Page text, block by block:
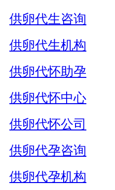
供卵代生咨询
供卵代生机构
供卵代怀助孕
供卵代怀中心
供卵代怀公司
供卵代孕咨询
供卵代孕机构